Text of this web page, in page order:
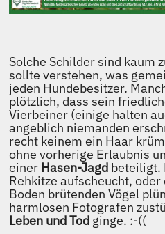
Solche Schilder sind kaum
sollte verstehen, was
jeden Hundebesitzer.
plötzlich, dass sein
Vierbeiner (einige halten
angeblich niemanden
recht keinem ein Haar
ohne vorherige Erlaubnis
einer Hasen-Jagd beteiligt.
Rehkitze aufscheucht,
Boden brütenden Vögel
harmlosen Fotografen
Leben und Tod ginge. :-((